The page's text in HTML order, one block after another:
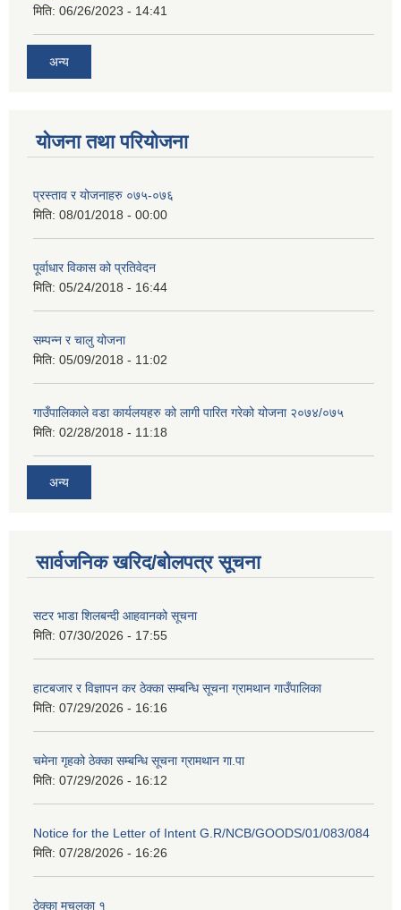
मिति: 06/26/2023 - 14:41
अन्य
योजना तथा परियोजना
प्रस्ताव र योजनाहरु ०७५-०७६
मिति: 08/01/2018 - 00:00
पूर्वाधार विकास को प्रतिवेदन
मिति: 05/24/2018 - 16:44
सम्पन्न र चालु योजना
मिति: 05/09/2018 - 11:02
गाउँपालिकाले वडा कार्यलयहरु को लागी पारित गरेको योजना २०७४/०७५
मिति: 02/28/2018 - 11:18
अन्य
सार्वजनिक खरिद/बोलपत्र सूचना
सटर भाडा शिलबन्दी आहवानको सूचना
मिति: 07/30/2026 - 17:55
हाटबजार र विज्ञापन कर ठेक्का सम्बन्धि सूचना ग्रामथान गाउँपालिका
मिति: 07/29/2026 - 16:16
चमेना गृहको ठेक्का सम्बन्धि सूचना ग्रामथान गा.पा
मिति: 07/29/2026 - 16:12
Notice for the Letter of Intent G.R/NCB/GOODS/01/083/084
मिति: 07/28/2026 - 16:26
ठेक्का मुचुलका १